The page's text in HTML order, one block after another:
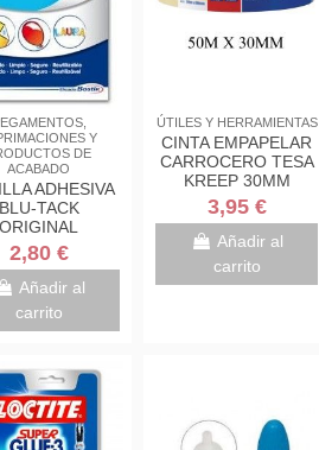
Y
DE
ACABADO
ADHESIVA
BLU-TACK
ORIGINAL
2,80 €
Añadir al
carrito
ÚTILES Y HERRAMIENTAS
CINTA EMPAPELAR
CARROCERO TESA
KREEP 30MM
3,95 €
Añadir al
carrito